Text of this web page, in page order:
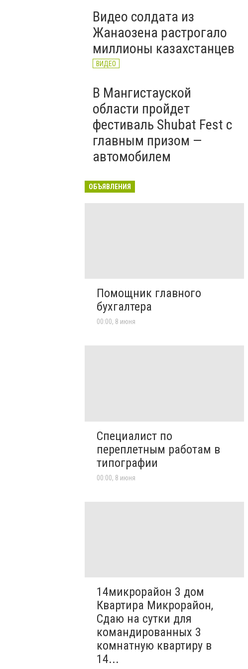
Видео солдата из
Жанаозена растрогало
миллионы казахстанцев
ВИДЕО
В Мангистауской
области пройдет
фестиваль Shubat Fest с
главным призом —
автомобилем
ОБЪЯВЛЕНИЯ
Помощник главного
бухгалтера
00:00, 8 июня
Специалист по
переплетным работам в
типографии
00:00, 8 июня
14микрорайон 3 дом
Квартира Микрорайон,
Сдаю на сутки для
командированных 3
комнатную квартиру в
14...